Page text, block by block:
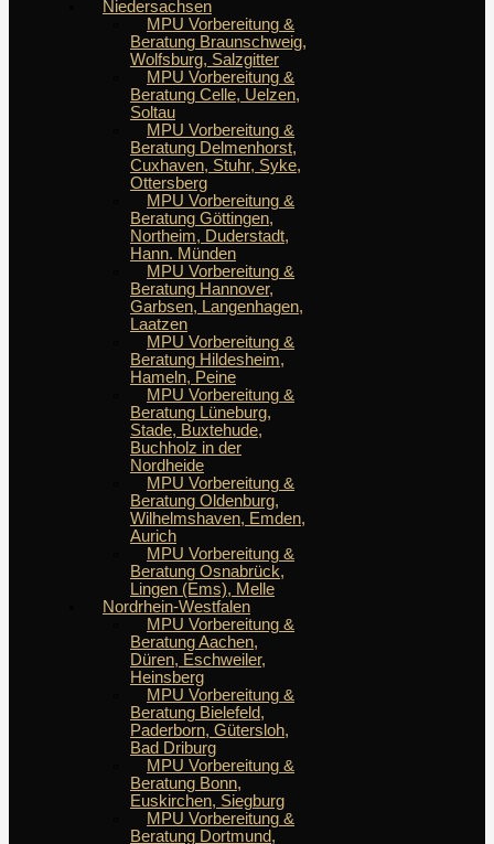
Niedersachsen
MPU Vorbereitung &
Beratung Braunschweig,
Wolfsburg, Salzgitter
MPU Vorbereitung &
Beratung Celle, Uelzen,
Soltau
MPU Vorbereitung &
Beratung Delmenhorst,
Cuxhaven, Stuhr, Syke,
Ottersberg
MPU Vorbereitung &
Beratung Göttingen,
Northeim, Duderstadt,
Hann. Münden
MPU Vorbereitung &
Beratung Hannover,
Garbsen, Langenhagen,
Laatzen
MPU Vorbereitung &
Beratung Hildesheim,
Hameln, Peine
MPU Vorbereitung &
Beratung Lüneburg,
Stade, Buxtehude,
Buchholz in der
Nordheide
MPU Vorbereitung &
Beratung Oldenburg,
Wilhelmshaven, Emden,
Aurich
MPU Vorbereitung &
Beratung Osnabrück,
Lingen (Ems), Melle
Nordrhein-Westfalen
MPU Vorbereitung &
Beratung Aachen,
Düren, Eschweiler,
Heinsberg
MPU Vorbereitung &
Beratung Bielefeld,
Paderborn, Gütersloh,
Bad Driburg
MPU Vorbereitung &
Beratung Bonn,
Euskirchen, Siegburg
MPU Vorbereitung &
Beratung Dortmund,